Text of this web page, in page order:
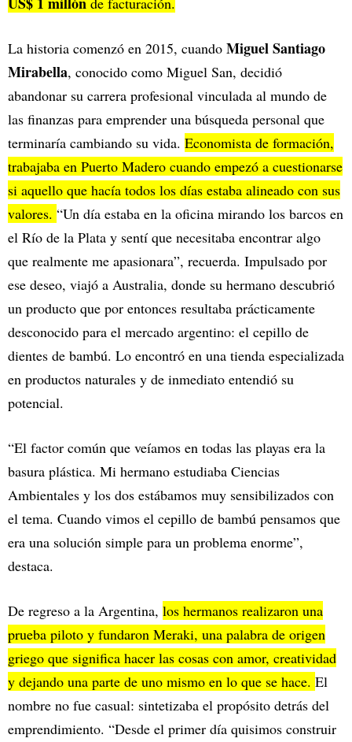
La historia comenzó en 2015, cuando Miguel Santiago
Mirabella, conocido como Miguel San, decidió
abandonar su carrera profesional vinculada al mundo de
las finanzas para emprender una búsqueda personal que
terminaría cambiando su vida. Economista de formación,
trabajaba en Puerto Madero cuando empezó a cuestionarse
si aquello que hacía todos los días estaba alineado con sus
valores. “Un día estaba en la oficina mirando los barcos en
el Río de la Plata y sentí que necesitaba encontrar algo
que realmente me apasionara”, recuerda. Impulsado por
ese deseo, viajó a Australia, donde su hermano descubrió
un producto que por entonces resultaba prácticamente
desconocido para el mercado argentino: el cepillo de
dientes de bambú. Lo encontró en una tienda especializada
en productos naturales y de inmediato entendió su
potencial.
“El factor común que veíamos en todas las playas era la
basura plástica. Mi hermano estudiaba Ciencias
Ambientales y los dos estábamos muy sensibilizados con
el tema. Cuando vimos el cepillo de bambú pensamos que
era una solución simple para un problema enorme”,
destaca.
De regreso a la Argentina, los hermanos realizaron una
prueba piloto y fundaron Meraki, una palabra de origen
griego que significa hacer las cosas con amor, creatividad
y dejando una parte de uno mismo en lo que se hace. El
nombre no fue casual: sintetizaba el propósito detrás del
emprendimiento. “Desde el primer día quisimos construir